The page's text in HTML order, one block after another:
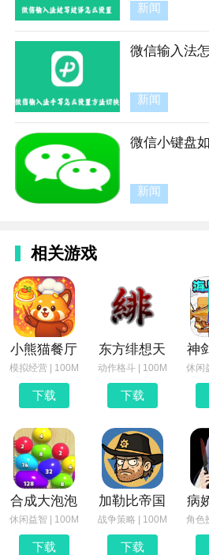
新闻
微信输入法
新闻
微信小键盘
新闻
相关游戏
小熊猫餐厅
模拟经营 | 100M
下载
东方绯想天
动作格斗 | 100M
下载
神
休闲
合成大泡泡
休闲益智 | 100M
下载
加勒比帝国
战争策略 | 100M
下载
病
角色